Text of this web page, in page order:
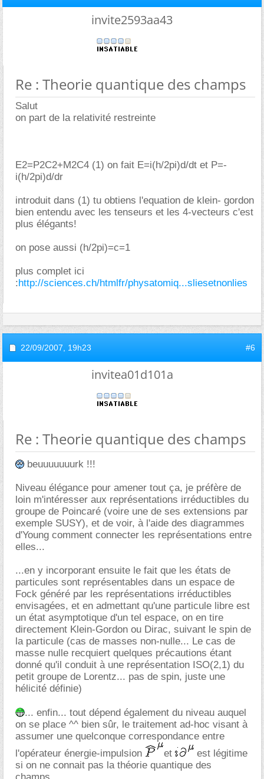
invite2593aa43
Re : Theorie quantique des champs
Salut
on part de la relativité restreinte
E2=P2C2+M2C4 (1) on fait E=i(h/2pi)d/dt et P=-
i(h/2pi)d/dr
introduit dans (1) tu obtiens l'equation de klein- gordon
bien entendu avec les tenseurs et les 4-vecteurs c'est
plus élégants!
on pose aussi (h/2pi)=c=1
plus complet ici
:http://sciences.ch/htmlfr/physatomiq...sliesetnonlies
22/09/2007, 19h23 #6
invitea01d101a
Re : Theorie quantique des champs
beuuuuuuurk !!!
Niveau élégance pour amener tout ça, je préfère de
loin m'intéresser aux représentations irréductibles du
groupe de Poincaré (voire une de ses extensions par
exemple SUSY), et de voir, à l'aide des diagrammes
d'Young comment connecter les représentations entre
elles...
...en y incorporant ensuite le fait que les états de
particules sont représentables dans un espace de
Fock généré par les représentations irréductibles
envisagées, et en admettant qu'une particule libre est
un état asymptotique d'un tel espace, on en tire
directement Klein-Gordon ou Dirac, suivant le spin de
la particule (cas de masses non-nulle... Le cas de
masse nulle recquiert quelques précautions étant
donné qu'il conduit à une représentation ISO(2,1) du
petit groupe de Lorentz... pas de spin, juste une
hélicité définie)
... enfin... tout dépend également du niveau auquel
on se place ^^ bien sûr, le traitement ad-hoc visant à
assumer une quelconque correspondance entre
l'opérateur énergie-impulsion
et
est légitime
si on ne connait pas la théorie quantique des